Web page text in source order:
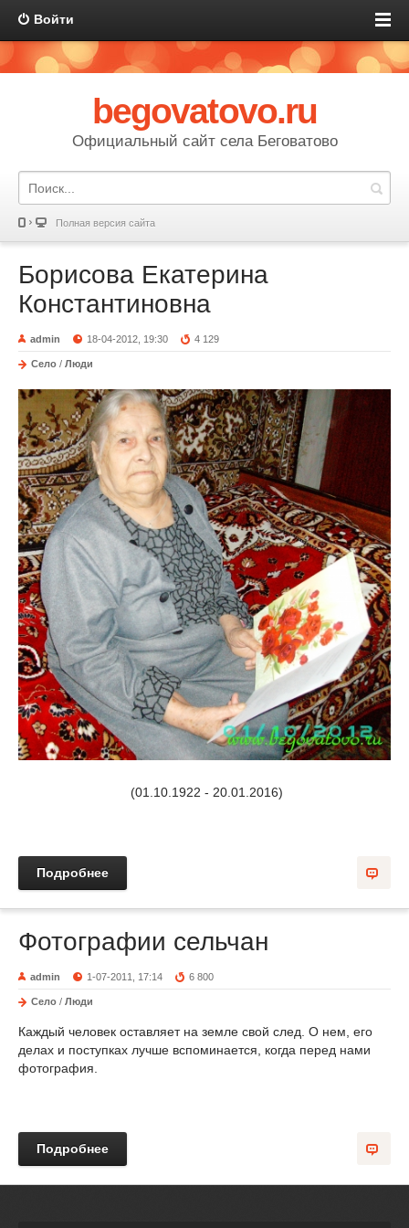
Войти
begovatovo.ru
Официальный сайт села Беговатово
Полная версия сайта
Борисова Екатерина
Константиновна
admin 18-04-2012, 19:30 4 129
Село / Люди
(01.10.1922 - 20.01.2016)
Подробнее
Фотографии сельчан
admin 1-07-2011, 17:14 6 800
Село / Люди
Каждый человек оставляет на земле свой след. О нем, его
делах и поступках лучше вспоминается, когда перед нами
фотография.
Подробнее